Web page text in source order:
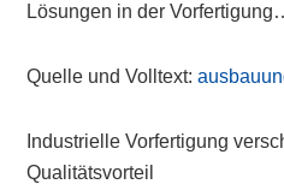
Lösungen in der
Quelle und Volltext:
Industrielle Vorfertigung
Qualitätsvorteil